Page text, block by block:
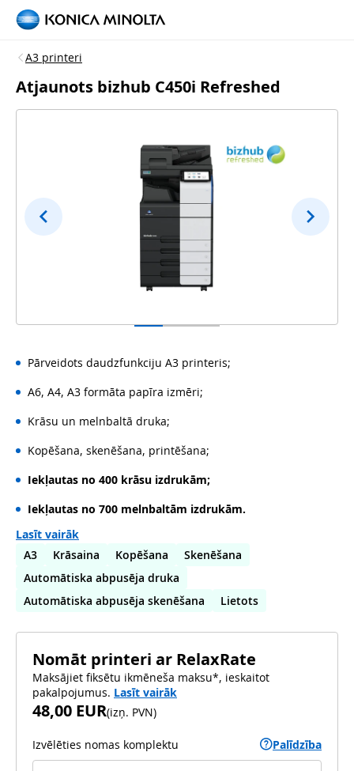
A3 printeri
Atjaunots bizhub C450i Refreshed
Pārveidots daudzfunkciju A3 printeris;
A6, A4, A3 formāta papīra izmēri;
Krāsu un melnbaltā druka;
Kopēšana, skenēšana, printēšana;
Iekļautas no 400 krāsu izdrukām;
Iekļautas no 700 melnbaltām izdrukām.
Lasīt vairāk
A3
Krāsaina Kopēšana
Skenēšana
Automātiska abpusēja druka
Automātiska abpusēja skenēšana
Lietots
Nomāt printeri ar RelaxRate
Maksājiet fiksētu ikmēneša maksu*, ieskaitot
pakalpojumus. Lasīt vairāk
48,00 EUR(izņ. PVN)
Izvēlēties nomas komplektu Palīdzība